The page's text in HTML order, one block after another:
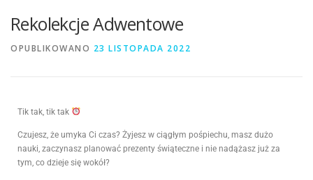
Rekolekcje Adwentowe
OPUBLIKOWANO 23 LISTOPADA 2022
Tik tak, tik tak
Czujesz, że umyka Ci czas? Żyjesz w ciągłym pośpiechu, masz dużo
nauki, zaczynasz planować prezenty świąteczne i nie nadążasz już za
tym, co dzieje się wokół?